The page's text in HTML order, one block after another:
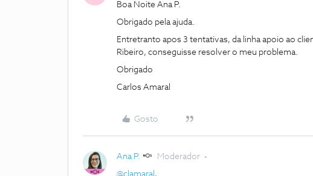
Boa Noite Ana P.
Obrigado pela ajuda.
Entretranto apos 3 tentativas, da linha apoio ao
Ribeiro, conseguisse resolver o meu problema.
Obrigado
Carlos Amaral
Gosto
Ana P. Moderador
@clamaral ,